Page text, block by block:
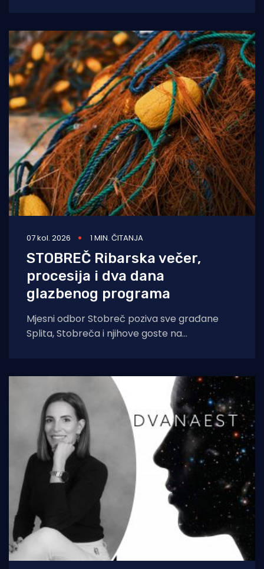
07 kol. 2026 1 MIN. ČITANJA
STOBREČ Ribarska večer,
procesija i dva dana
glazbenog programa
Mjesni odbor Stobreč poziva sve građane
Splita, Stobreča i njihove goste na